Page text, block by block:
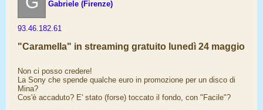
Gabriele (Firenze)
93.46.182.61
"Caramella" in streaming gratuito lunedì 24 maggio
Non ci posso credere!
La Sony che spende qualche euro in promozione per un disco di
Mina?
Cos'è accaduto? E' stato (forse) toccato il fondo, con "Facile"?